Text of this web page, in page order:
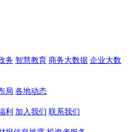
务 智慧教育 商务大数据 企业大数
局 各地动态
利 加入我们 联系我们